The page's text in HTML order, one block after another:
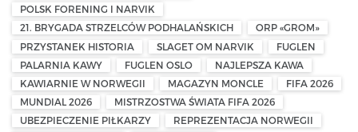
POLSK FORENING I NARVIK
21. BRYGADA STRZELCÓW PODHALAŃSKICH
ORP «GROM»
PRZYSTANEK HISTORIA
SLAGET OM NARVIK
FUGLEN
PALARNIA KAWY
FUGLEN OSLO
NAJLEPSZA KAWA
KAWIARNIE W NORWEGII
MAGAZYN MONCLE
FIFA 2026
MUNDIAL 2026
MISTRZOSTWA ŚWIATA FIFA 2026
UBEZPIECZENIE PIŁKARZY
REPREZENTACJA NORWEGII